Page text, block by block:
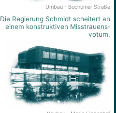
Umbau - Bochumer Straße
Die Regierung Schmidt scheitert an
einem konstruktiven Misstrauens­
votum.